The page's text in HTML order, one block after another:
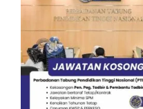
Senarai
Calon yang terpilih
tempat-tempat yang
permohonan yang